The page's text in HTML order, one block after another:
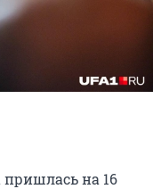
пришлась на 16